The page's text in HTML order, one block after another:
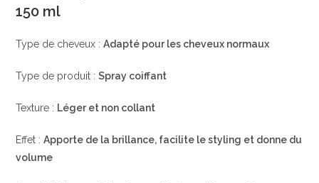
150 ml
Type de cheveux :Adapté pour les cheveux normaux
Type de produit :Spray coiffant
Texture : Léger et non collant
Effet :Apporte de la brillance, facilite le styling et donne du
volume